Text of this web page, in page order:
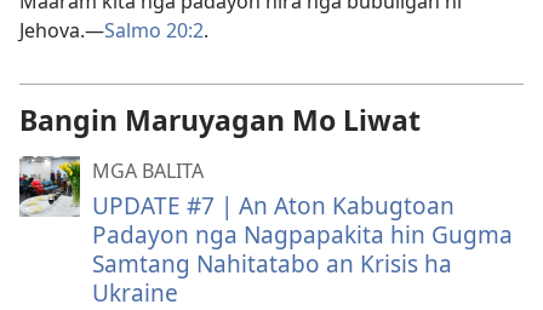
Jehova.—Salmo 20:2.
Bangin Maruyagan Mo Liwat
MGA BALITA
UPDATE #7 | An Aton Kabugtoan
Padayon nga Nagpapakita hin Gugma
Samtang Nahitatabo an Krisis ha
Ukraine